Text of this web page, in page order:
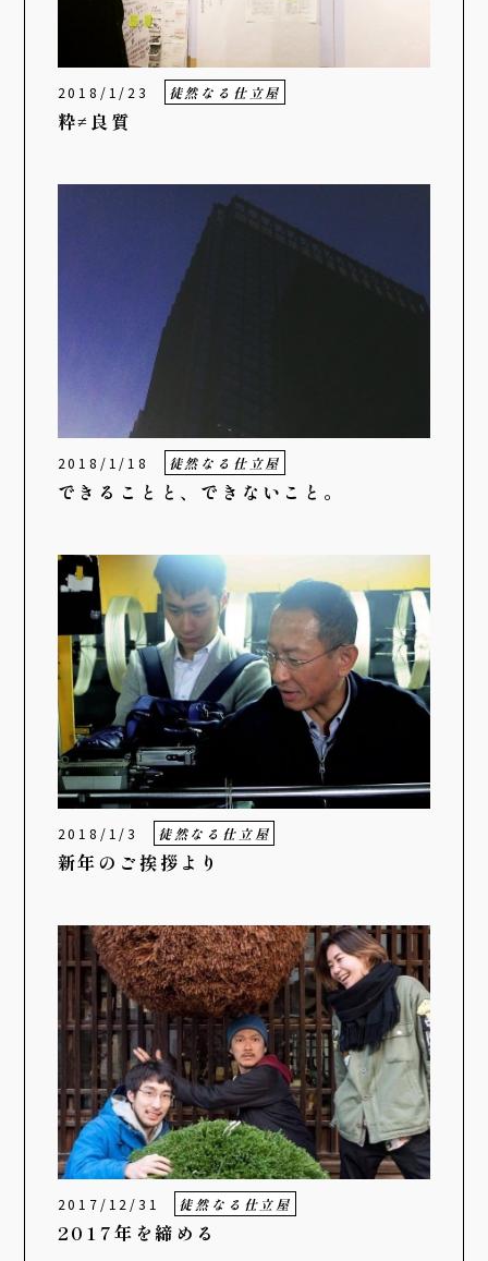
2018/1/23 徒然なる仕立屋
粋≠良質
2018/1/18 徒然なる仕立屋
できることと、できないこと。
2018/1/3 徒然なる仕立屋
新年のご挨拶より
2017/12/31 徒然なる仕立屋
2017年を締める